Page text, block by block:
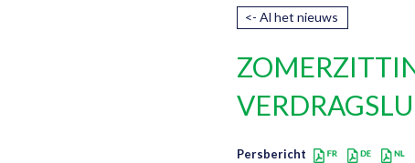
<- Al het nieuws
Persbericht